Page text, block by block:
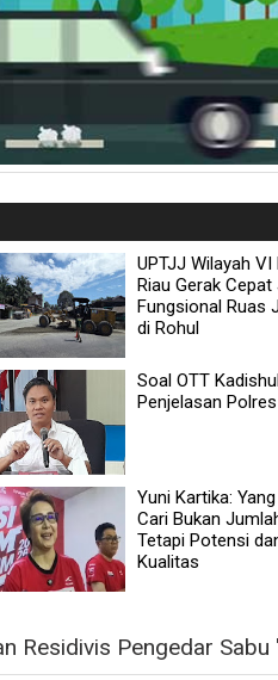
UPTJJ Wilayah VI
Riau Gerak Cepat
Fungsional Ruas
di Rohul
Soal OTT
Penjelasan
Yuni Kartika:
Cari Bukan
Tetapi Potensi
Kualitas
Residivis Pengedar Sabu